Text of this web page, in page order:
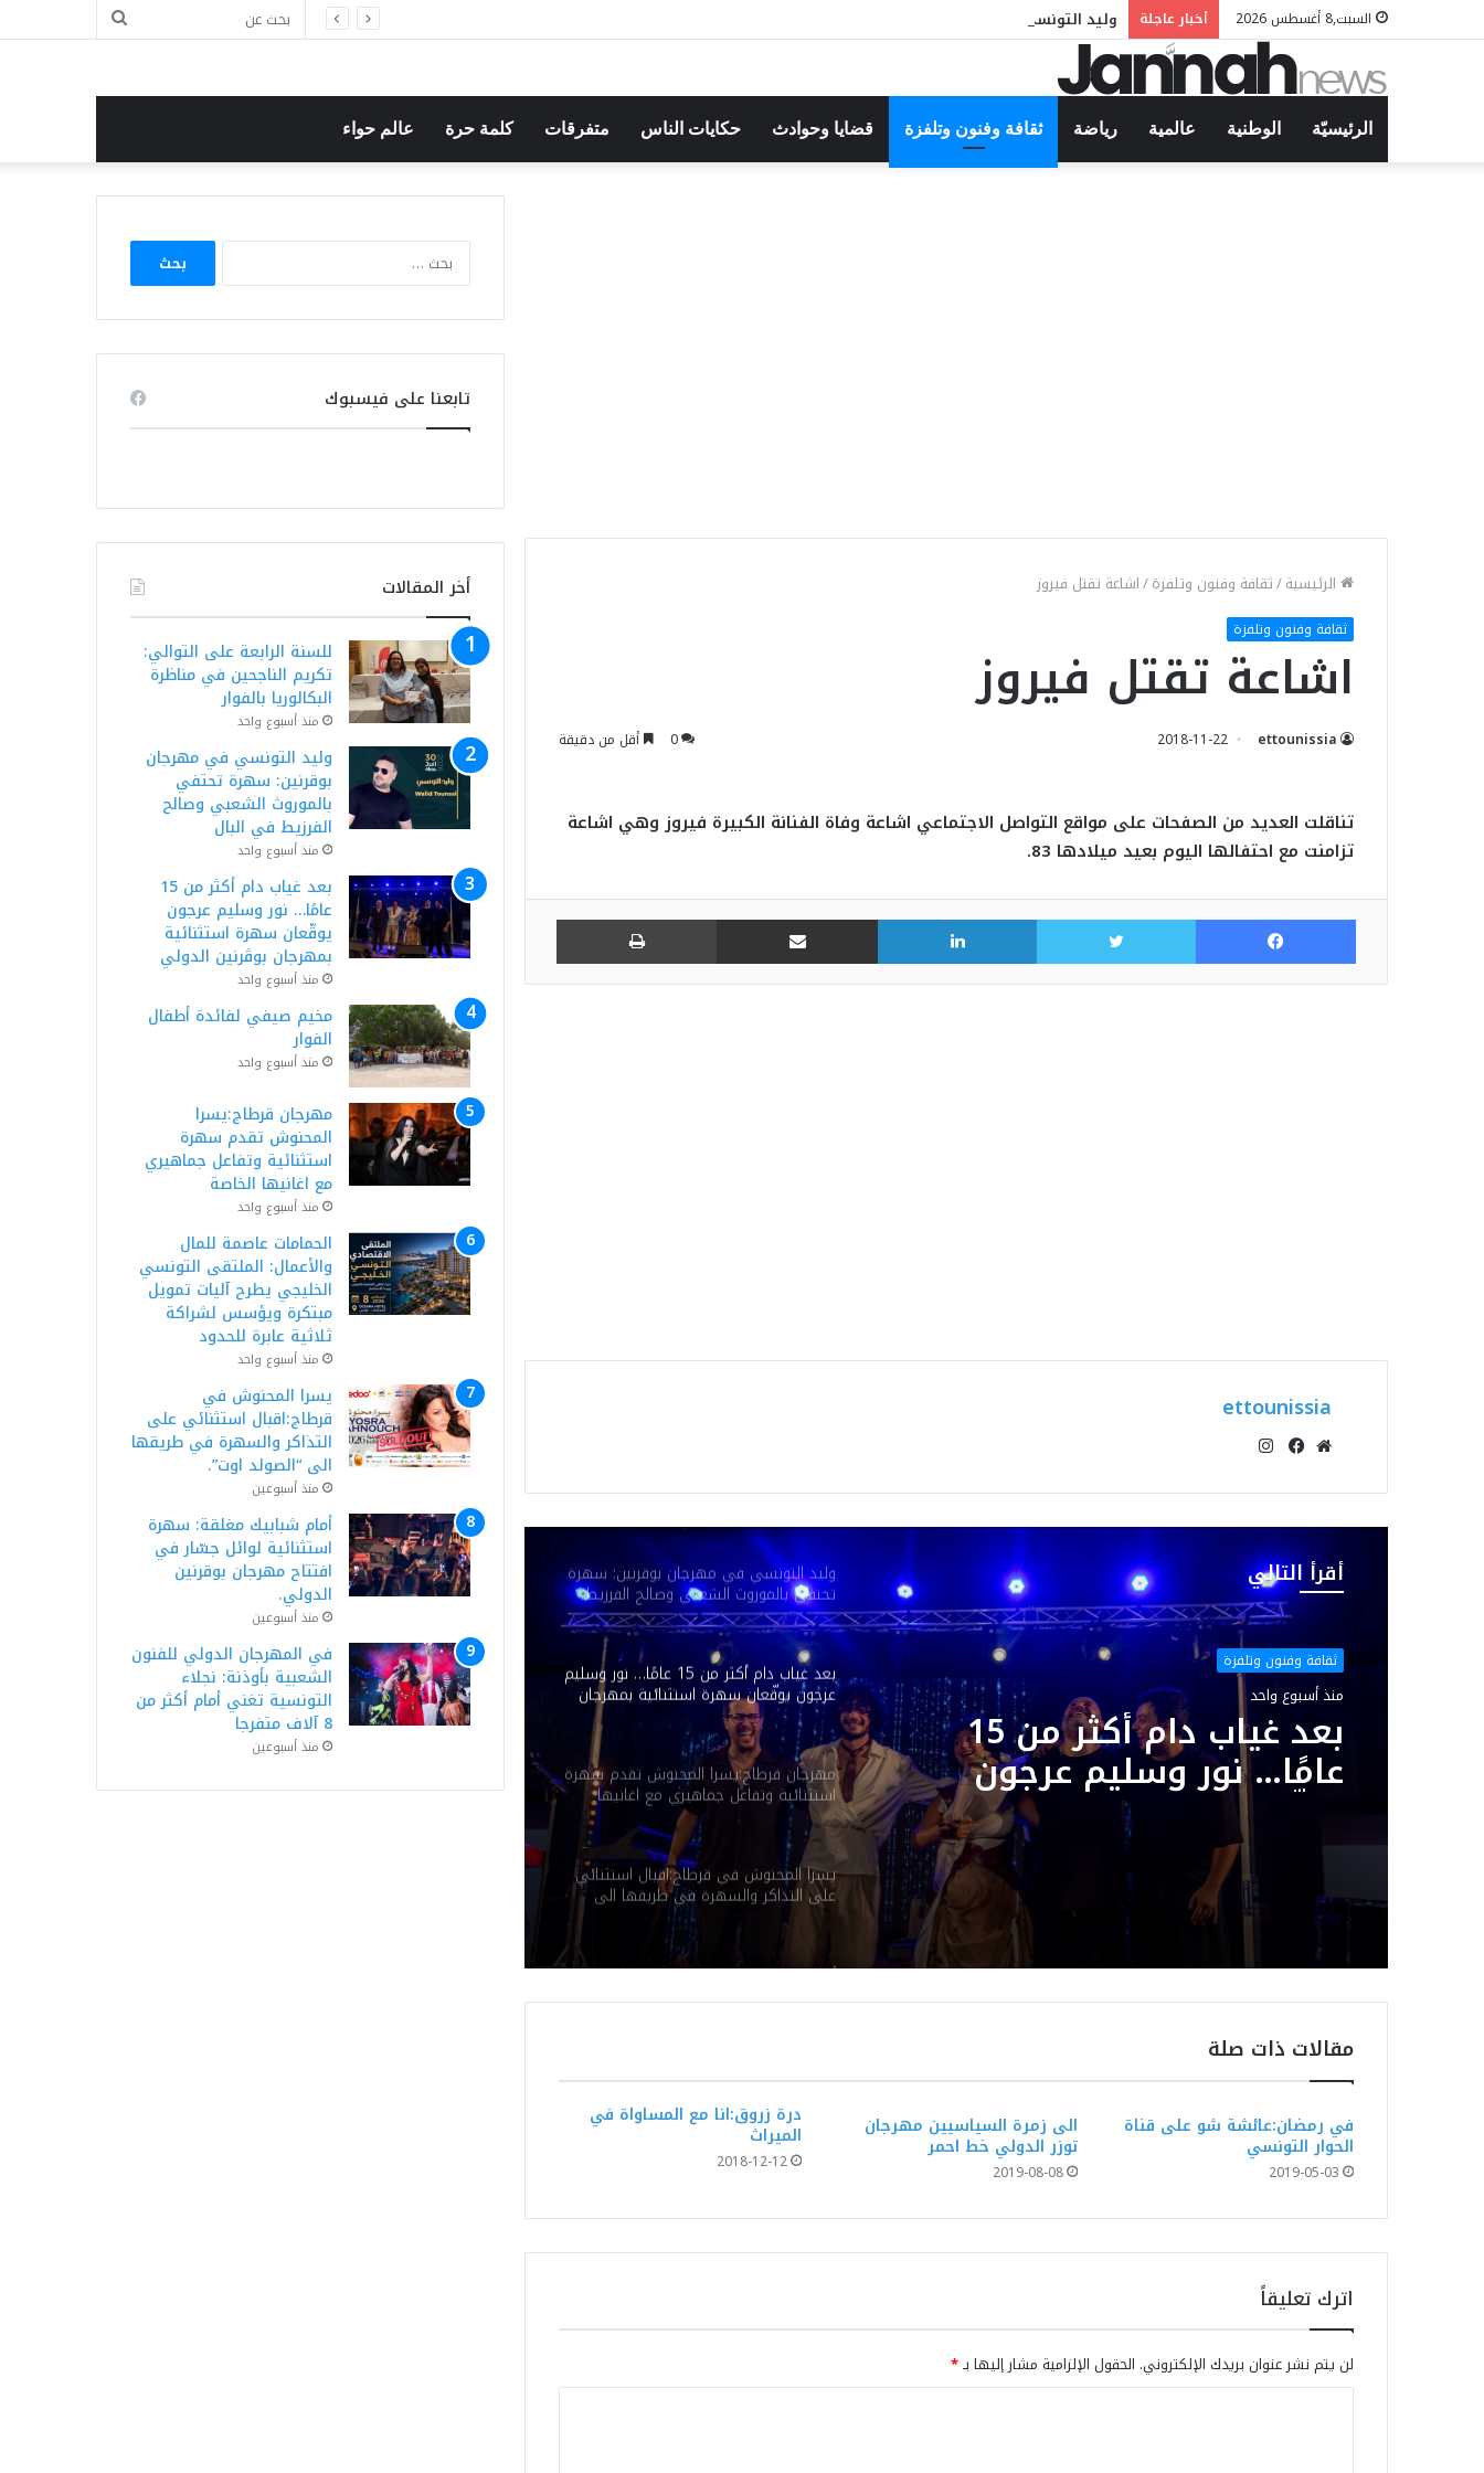
السبت,8 أغسطس 2026 أخبار عاجلة وليد التونسي في مهرجان بوقرنين: سهرة تحتفي بالموروث الشعبي وصالح الفرزيط في البال
بحث
الرئيسيّة الوطنية عالمية رياضة ثقافة وفنون وتلفزة قضايا وحوادث حكايات الناس متفرقات كلمة حرة عالم حواء
الرئيسية/ثقافة وفنون وتلفزة/اشاعة تقتل فيروز
ثقافة وفنون وتلفزة
اشاعة تقتل فيروز
ettounissia
2018-11-22
0 أقل من دقيقة
تناقلت العديد من الصفحات على مواقع التواصل الاجتماعي اشاعة وفاة الفنانة الكبيرة فيروز وهي اشاعة
تزامنت مع احتفالها اليوم بعيد ميلادها 83.
فيسبوك تويتر لينكدإن مشاركة عبر البريد طباعة
ettounissia
الويب
أقرأ التالي
ثقافة وفنون وتلفزة
منذ أسبوع واحد
بعد غياب دام أكثر من 15
عامًا… نور وسليم عرجون
يوقّعان سهرة استثنائية
بمهرجان بوڨرنين الدولي
الدولي: أكثر من 100 كمان وعوامرية علية
وليد التونسي في مهرجان بوقرنين: سهرة
تحتفي بالموروث الشعبي وصالح الفرزيط
في البال
بعد غياب دام أكثر من 15 عامًا… نور وسليم
عرجون يوقّعان سهرة استثنائية بمهرجان
بوڨرنين الدولي
مهرجان قرطاج:يسرا المحنوش تقدم سهرة
استثنائية وتفاعل جماهيري مع اغانيها
الخاصة
يسرا المحنوش في قرطاج:اقبال استثنائي
على التذاكر والسهرة في طريقها الى
“الصولد اوت”.
أمام شبابيك مغلقة: سهرة استثنائية لوائل
جسّار في افتتاح مهرجان بوقرنين الدولي.
في المهرجان الدولي للفنون الشعبية
آلاف متفرجا
عذِّبيني.. جديد رامي عياش: نوستالجيّا
والموسيقي
المنهالي يعود بـ”قلبي رهينك”
مقالات ذات صلة
في رمضان:عائشة شو على قناة
الحوار التونسي
2019-05-03
الى زمرة السياسيين مهرجان
توزر الدولي خط احمر
2019-08-08
درة زروق:انا مع المساواة في
الميراث
2018-12-12
اترك تعليقاً
لن يتم نشر عنوان بريدك الإلكتروني. الحقول الإلزامية مشار إليها بـ*
البحث
تابعنا على فيسبوك
أخر المقالات
للسنة الرابعة على التوالي:
تكريم الناجحين في مناظرة
البكالوريا بالفوار
منذ أسبوع واحد
وليد التونسي في مهرجان
بوقرنين: سهرة تحتفي
بالموروث الشعبي وصالح
الفرزيط في البال
منذ أسبوع واحد
بعد غياب دام أكثر من 15
عامًا… نور وسليم عرجون
يوقّعان سهرة استثنائية
بمهرجان بوڨرنين الدولي
منذ أسبوع واحد
مخيم صيفي لفائدة أطفال
الفوار
منذ أسبوع واحد
مهرجان قرطاج:يسرا
المحنوش تقدم سهرة
استثنائية وتفاعل جماهيري
مع اغانيها الخاصة
منذ أسبوع واحد
الحمامات عاصمة للمال
والأعمال: الملتقى التونسي
الخليجي يطرح آليات تمويل
مبتكرة ويؤسس لشراكة
ثلاثية عابرة للحدود
منذ أسبوع واحد
يسرا المحنوش في
قرطاج:اقبال استثنائي على
التذاكر والسهرة في طريقها
الى “الصولد اوت”.
منذ أسبوعين
أمام شبابيك مغلقة: سهرة
استثنائية لوائل جسّار في
افتتاح مهرجان بوقرنين
الدولي.
منذ أسبوعين
في المهرجان الدولي للفنون
الشعبية بأوذنة: نجلاء
التونسية تغني أمام أكثر من
8 آلاف متفرجا
منذ أسبوعين